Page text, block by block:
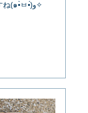
か、さすがはフロントラインさまですね(๑•̀ㅂ•́)و✧